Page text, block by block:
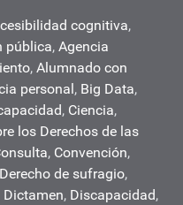
cognitiva,
pública, Agencia
, Alumnado con
personal, Big Data,
, Ciencia,
los Derechos de las
, Convención,
Derecho de sufragio,
Dictamen, Discapacidad,